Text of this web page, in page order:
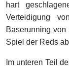
hart
Verteidigung
Baserunning von
Spiel der Reds
Im unteren Teil